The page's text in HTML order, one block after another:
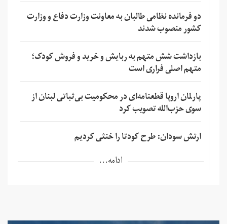
دو فرمانده نظامی طالبان به معاونت وزارت دفاع و وزارت
کشور منصوب شدند
بازداشت شش متهم به ربایش و خرید و فروش کودک؛
متهم اصلی فراری است
پارلمان اروپا قطعنامه‌ای در محکومیت بی‌ثباتی لبنان از
سوی حزب‌الله تصویب کرد
ارتش سودان: طرح کودتا را خنثی کردیم
ادامه...